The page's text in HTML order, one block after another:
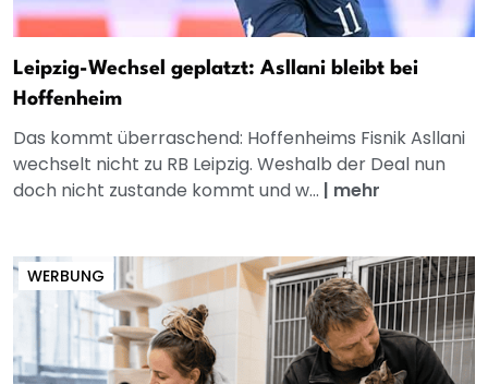
Leipzig-Wechsel geplatzt: Asllani bleibt bei
Hoffenheim
Das kommt überraschend: Hoffenheims Fisnik Asllani
wechselt nicht zu RB Leipzig. Weshalb der Deal nun
doch nicht zustande kommt und w... | mehr
WERBUNG